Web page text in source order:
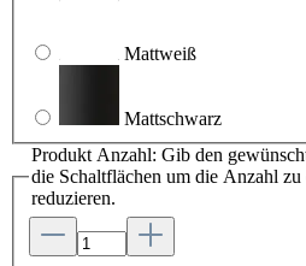
Mattweiß
Mattschwarz
Produkt Anzahl: Gib den
die Schaltflächen um die Anzahl zu
reduzieren.